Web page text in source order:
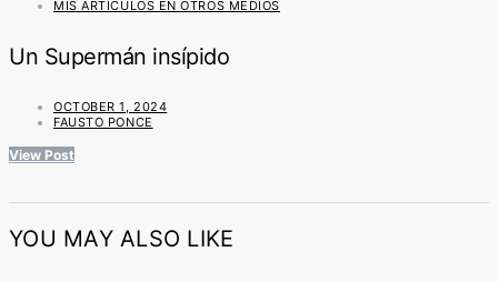
MIS ARTÍCULOS EN OTROS MEDIOS
Un Supermán insípido
OCTOBER 1, 2024
FAUSTO PONCE
View Post
YOU MAY ALSO LIKE